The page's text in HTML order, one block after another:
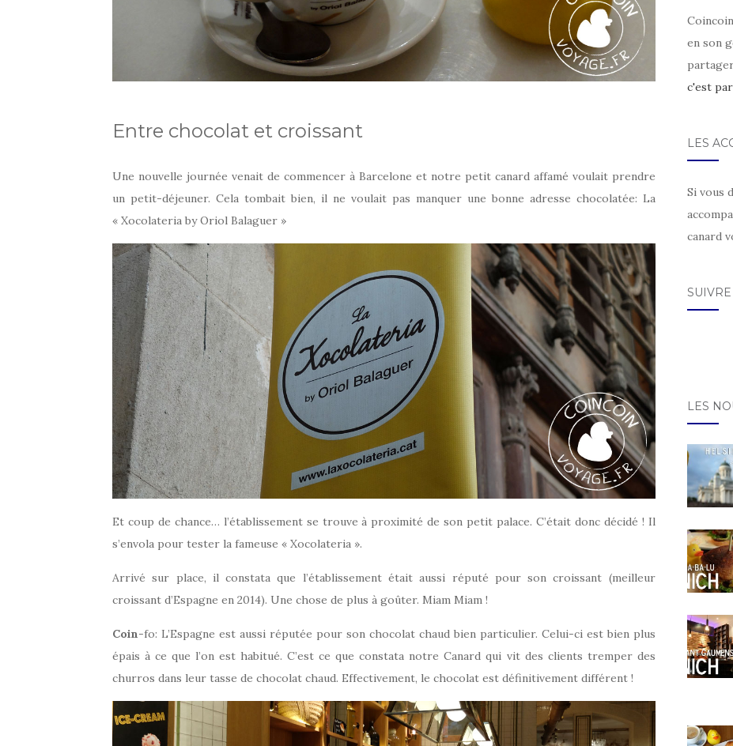
Entre chocolat et croissant
Une nouvelle journée venait de commencer à Barcelone et notre petit canard affamé voulait prendre
un petit-déjeuner. Cela tombait bien, il ne voulait pas manquer une bonne adresse chocolatée: La
« Xocolateria by Oriol Balaguer »
Et coup de chance… l’établissement se trouve à proximité de son petit palace. C’était donc décidé ! Il
s’envola pour tester la fameuse « Xocolateria ».
Arrivé sur place, il constata que l’établissement était aussi réputé pour son croissant (meilleur
croissant d’Espagne en 2014). Une chose de plus à goûter. Miam Miam !
Coin-fo: L’Espagne est aussi réputée pour son chocolat chaud bien particulier. Celui-ci est bien plus
épais à ce que l’on est habitué. C’est ce que constata notre Canard qui vit des clients tremper des
churros dans leur tasse de chocolat chaud. Effectivement, le chocolat est définitivement différent !
en son
c'est
LES
Si vous
canard
LES